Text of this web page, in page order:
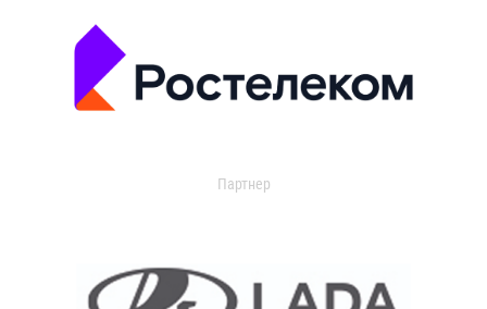
Партнер